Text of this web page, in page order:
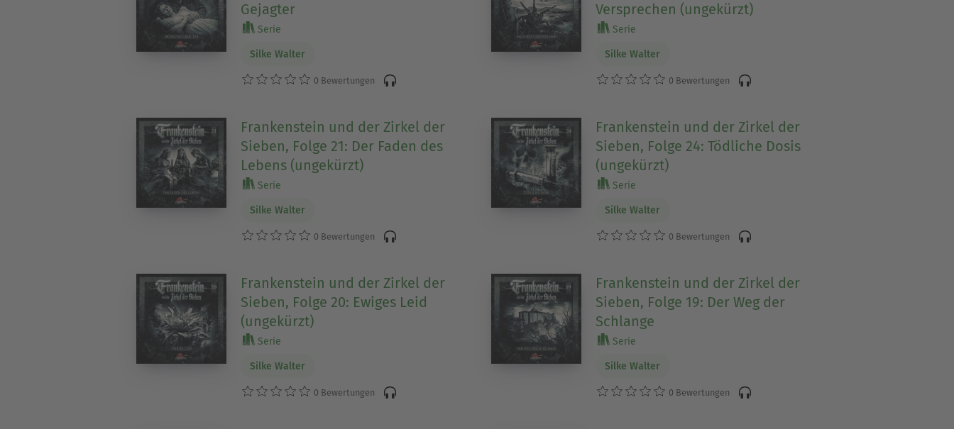
Gejagter
Serie
Silke Walter
0 Bewertungen
Versprechen (ungekürzt)
Serie
Silke Walter
0 Bewertungen
Frankenstein und der Zirkel der
Sieben, Folge 21: Der Faden des
Lebens (ungekürzt)
Serie
Silke Walter
0 Bewertungen
Frankenstein und der Zirkel der
Sieben, Folge 24: Tödliche Dosis
(ungekürzt)
Serie
Silke Walter
0 Bewertungen
Frankenstein und der Zirkel der
Sieben, Folge 20: Ewiges Leid
(ungekürzt)
Serie
Silke Walter
0 Bewertungen
Frankenstein und der Zirkel der
Sieben, Folge 19: Der Weg der
Schlange
Serie
Silke Walter
0 Bewertungen